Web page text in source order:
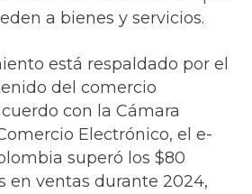
a bienes y servicios.
está respaldado por el
del comercio
con la Cámara
Electrónico, el e-
superó los $80
en ventas durante 2024,